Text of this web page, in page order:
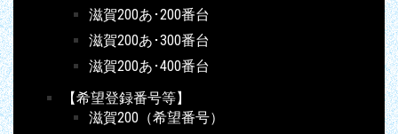
滋賀200あ･200番台
滋賀200あ･300番台
滋賀200あ･400番台
【希望登録番号等】
滋賀200（希望番号）